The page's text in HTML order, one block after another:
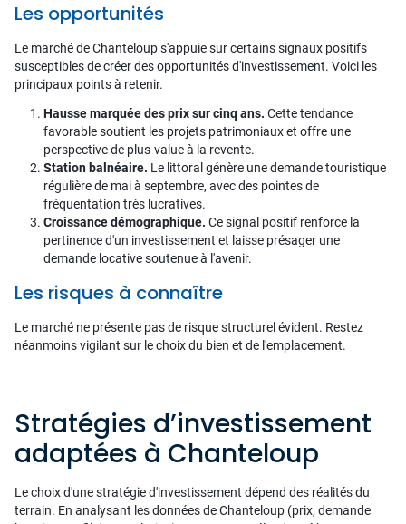
Les opportunités
Le marché de Chanteloup s'appuie sur certains signaux positifs
susceptibles de créer des opportunités d'investissement. Voici les
principaux points à retenir.
Hausse marquée des prix sur cinq ans. Cette tendance
favorable soutient les projets patrimoniaux et offre une
perspective de plus-value à la revente.
Station balnéaire. Le littoral génère une demande touristique
régulière de mai à septembre, avec des pointes de
fréquentation très lucratives.
Croissance démographique. Ce signal positif renforce la
pertinence d'un investissement et laisse présager une
demande locative soutenue à l'avenir.
Les risques à connaître
Le marché ne présente pas de risque structurel évident. Restez
néanmoins vigilant sur le choix du bien et de l'emplacement.
Stratégies d’investissement
adaptées à Chanteloup
Le choix d'une stratégie d'investissement dépend des réalités du
terrain. En analysant les données de Chanteloup (prix, demande